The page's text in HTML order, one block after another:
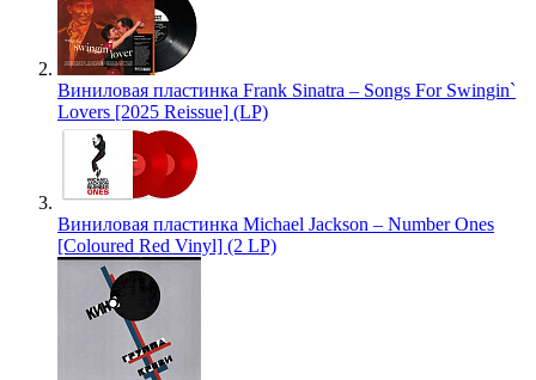
Виниловая пластинка Frank Sinatra – Songs For Swingin`
Lovers [2025 Reissue] (LP)
Виниловая пластинка Michael Jackson – Number Ones
[Coloured Red Vinyl] (2 LP)